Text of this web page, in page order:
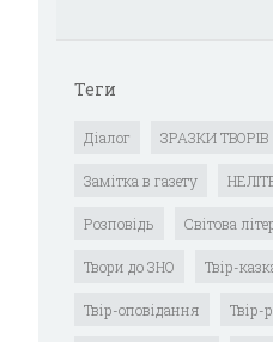
Теги
Діалог ЗРАЗКИ ТВОРІВ
Замітка в газету
Розповідь Світова
Твори до ЗНО Твір-
Твір-оповідання Твір-